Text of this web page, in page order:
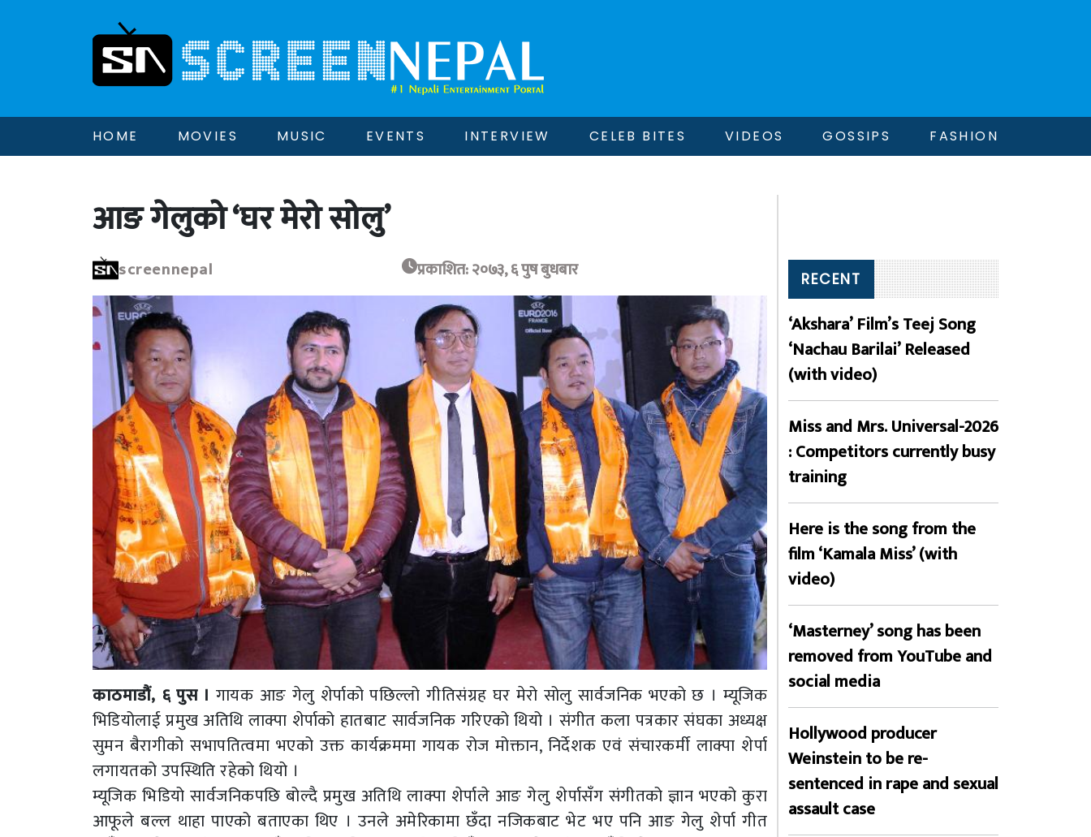
HOME MOVIES MUSIC EVENTS INTERVIEW CELEB BITES VIDEOS GOSSIPS FASHION
आङ गेलुको ‘घर मेरो सोलु’
screennepal प्रकाशित: २०७३, ६ पुष बुधबार
काठमाडौं, ६ पुस । गायक आङ गेलु शेर्पाको पछिल्लो गीतिसंग्रह घर मेरो सोलु सार्वजनिक भएको छ । म्यूजिक
भिडियोलाई प्रमुख अतिथि लाक्पा शेर्पाको हातबाट सार्वजनिक गरिएको थियो । संगीत कला पत्रकार संघका अध्यक्ष
सुमन बैरागीको सभापतित्वमा भएको उक्त कार्यक्रममा गायक रोज मोक्तान, निर्देशक एवं संचारकर्मी लाक्पा शेर्पा
लगायतको उपस्थिति रहेको थियो ।
म्यूजिक भिडियो सार्वजनिकपछि बोल्दै प्रमुख अतिथि लाक्पा शेर्पाले आङ गेलु शेर्पासँग संगीतको ज्ञान भएको कुरा
आफूले बल्ल थाहा पाएको बताएका थिए । उनले अमेरिकामा छँदा नजिकबाट भेट भए पनि आङ गेलु शेर्पा गीत
RECENT
‘Akshara’ Film’s Teej Song
‘Nachau Barilai’ Released
(with video)
Miss and Mrs. Universal-2026
: Competitors currently busy
training
Here is the song from the
film ‘Kamala Miss’ (with
video)
‘Masterney’ song has been
removed from YouTube and
social media
Hollywood producer
Weinstein to be re-
sentenced in rape and sexual
assault case